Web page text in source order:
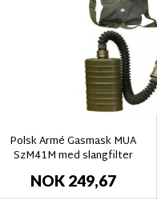
Polsk Armé Gasmask MUA
SzM41M med slangfilter
NOK 249,67